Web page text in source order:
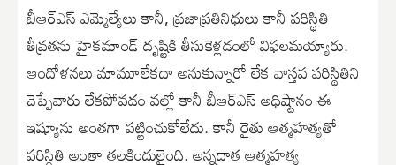
బీఆర్ఎస్ ఎమ్మెల్యేలు కానీ, ప్రజాప్రతినిధులు కానీ పరిస్థితి
తీవ్రతను హైకమాండ్ దృష్టికి తీసుకెళ్లడంలో విఫలమయ్యారు.
ఆందోళనలు మామూలేకదా అనుకున్నారో లేక వాస్తవ పరిస్థితిని
చెప్పేవారు లేకపోవడం వల్లో కానీ బీఆర్ఎస్ అధిష్టానం ఈ
ఇష్యూను అంతగా పట్టించుకోలేదు. కానీ రైతు ఆత్మహత్యతో
పరిస్థితి అంతా తలకిందులైంది. అన్నదాత ఆత్మహత్య